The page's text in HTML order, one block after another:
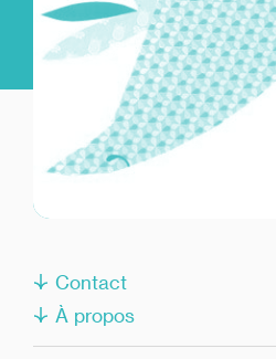
Contact
À propos